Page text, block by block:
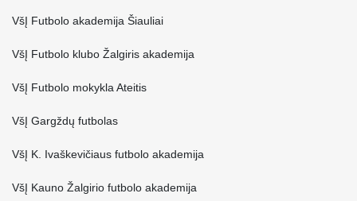
VšĮ Futbolo akademija Šiauliai
VšĮ Futbolo klubo Žalgiris akademija
VšĮ Futbolo mokykla Ateitis
VšĮ Gargždų futbolas
VšĮ K. Ivaškevičiaus futbolo akademija
VšĮ Kauno Žalgirio futbolo akademija